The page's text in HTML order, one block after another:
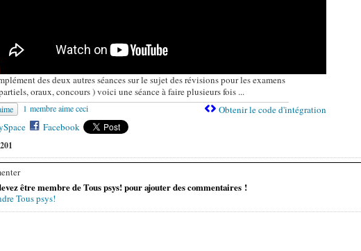
des deux autres séances sur le sujet des révisions pour les examens
oraux, concours ) voici une séance à faire plusieurs fois ...
1 membre aime ceci
Facebook
201
Obtenir le code d'intégration
être membre de Tous psys! pour ajouter des commentaires !
Tous psys!